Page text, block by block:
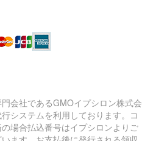
会社であるGMOイプシロン株式会
システムを利用しております。コ
場合払込番号はイプシロンよりご